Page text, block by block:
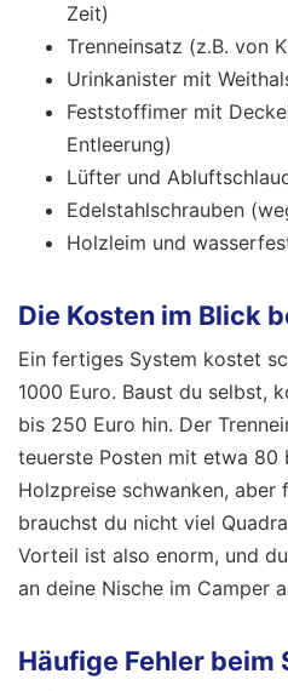
Zeit)
Trenneinsatz (z.B. von
Urinkanister mit
Feststoffimer mit
Entleerung)
Lüfter und
Edelstahlschrauben
Holzleim und
Die Kosten im Blick
Ein fertiges System kostet
1000 Euro. Baust du selbst,
bis 250 Euro hin. Der
teuerste Posten mit etwa 80
Holzpreise schwanken, aber
brauchst du nicht viel
Vorteil ist also enorm, und
an deine Nische im Camper
Häufige Fehler beim